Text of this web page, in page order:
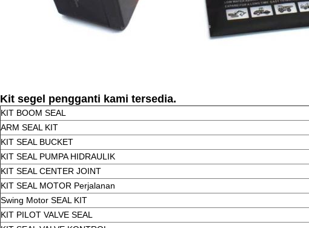
Kit segel pengganti kami tersedia.
KIT BOOM SEAL
ARM SEAL KIT
KIT SEAL BUCKET
KIT SEAL PUMPA HIDRAULIK
KIT SEAL CENTER JOINT
KIT SEAL MOTOR Perjalanan
Swing Motor SEAL KIT
KIT PILOT VALVE SEAL